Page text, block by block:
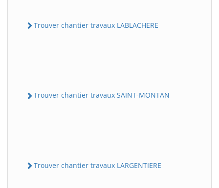
Trouver chantier travaux LABLACHERE
Trouver chantier travaux SAINT-MONTAN
Trouver chantier travaux LARGENTIERE